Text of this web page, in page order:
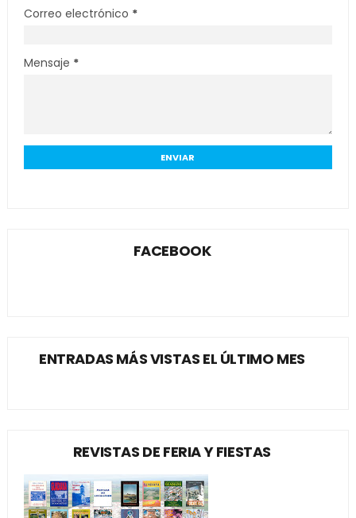
Correo electrónico *
Mensaje *
FACEBOOK
ENTRADAS MÁS VISTAS EL ÚLTIMO MES
REVISTAS DE FERIA Y FIESTAS